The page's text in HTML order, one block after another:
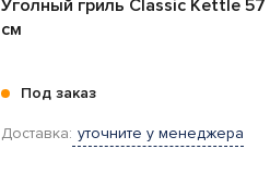
Уголный гриль Classic Kettle 57
см
Под заказ
Доставка: уточните у менеджера